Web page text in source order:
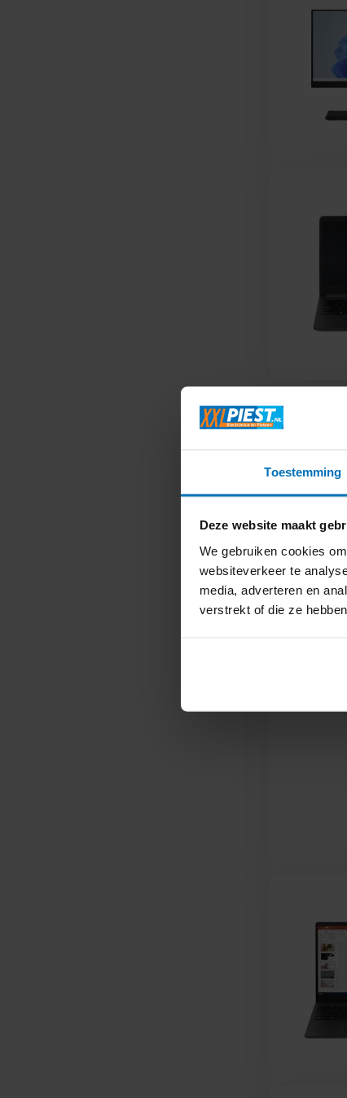
Toestemming
Deze website maakt
We gebruiken cookies
websiteverkeer te
media, adverteren en
verstrekt of die ze